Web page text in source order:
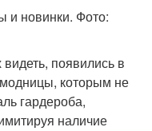
и новинки. Фото:
появились в
которым не
гардероба,
наличие